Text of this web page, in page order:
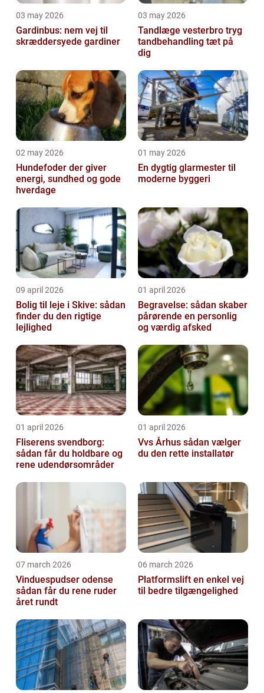
03 may 2026
Gardinbus: nem vej til
skræddersyede gardiner
03 may 2026
Tandlæge vesterbro tryg
tandbehandling tæt på
dig
02 may 2026
Hundefoder der giver
energi, sundhed og gode
hverdage
01 may 2026
En dygtig glarmester til
moderne byggeri
09 april 2026
Bolig til leje i Skive: sådan
finder du den rigtige
lejlighed
01 april 2026
Begravelse: sådan skaber
pårørende en personlig
og værdig afsked
01 april 2026
Fliserens svendborg:
sådan får du holdbare og
rene udendørsområder
01 april 2026
Vvs Århus sådan vælger
du den rette installatør
07 march 2026
Vinduespudser odense
sådan får du rene ruder
året rundt
06 march 2026
Platformslift en enkel vej
til bedre tilgængelighed